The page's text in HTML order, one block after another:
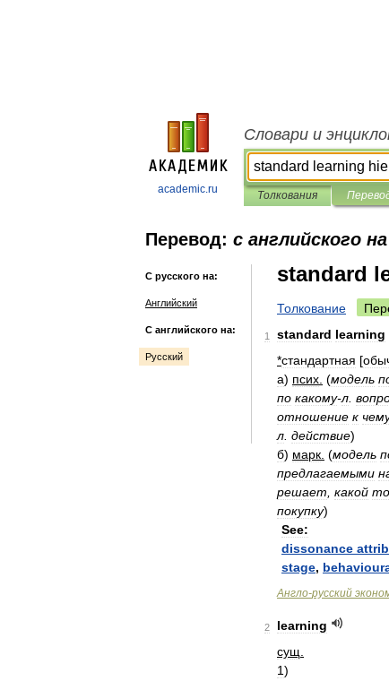
academic.ru
Словари и
Толкования
Перевод: с английского
С русского на:
Английский
С английского на:
Русский
standard
Толкование
1 standard learning
*стандартная [
а) псих (модель
по какому-л
отношение к
л действие)
б) марк (модель
предлагаемыми
решает какой
покупку)
See:
dissonance
stage,
Англо-русский
2
learning
сущ
1)